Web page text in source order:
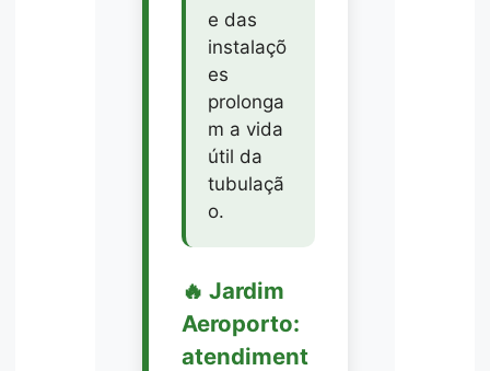
e das
instalaçõ
es
prolonga
m a vida
útil da
tubulaçã
o.
🔥 Jardim
Aeroporto:
atendiment